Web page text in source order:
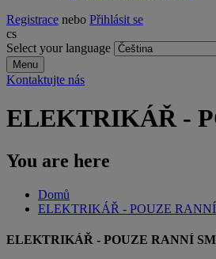
Registrace nebo Přihlásit se
cs
Select your language
Menu
Kontaktujte nás
ELEKTRIKÁŘ -
You are here
Domů
ELEKTRIKÁŘ - POUZE
ELEKTRIKÁŘ - POUZE RANNÍ